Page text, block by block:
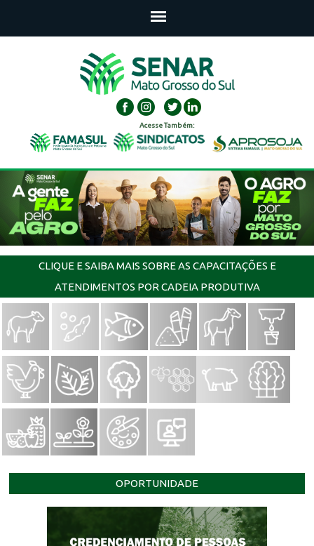
Acesse Também:
CLIQUE E SAIBA MAIS SOBRE AS CAPACITAÇÕES E
ATENDIMENTOS POR CADEIA PRODUTIVA
OPORTUNIDADE